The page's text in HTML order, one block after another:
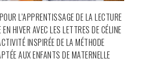
L’APPRENTISSAGE DE LA LECTURE
HIVER AVEC LES LETTRES DE CÉLINE
INSPIRÉE DE LA MÉTHODE
AUX ENFANTS DE MATERNELLE